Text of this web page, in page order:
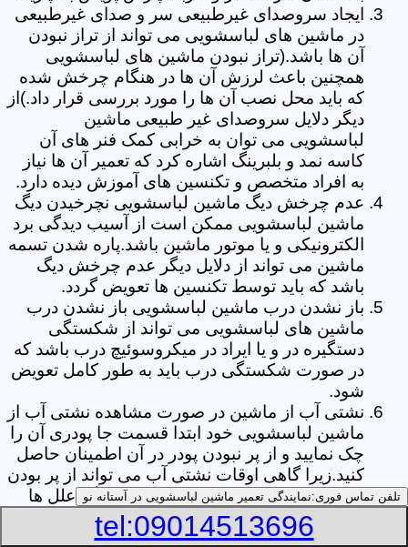
ایجاد سروصدای غیرطبیعی سر و صدای غیرطبیعی
در ماشین های لباسشویی می تواند از تراز نبودن
آن ها باشد.(تراز نبودن ماشین های لباسشویی
همچنین باعث لرزش آن ها در هنگام چرخش شده
که باید محل نصب آن ها را مورد بررسی قرار داد.)از
دیگر دلایل سروصدای غیر طبیعی ماشین
لباسشویی می توان به خرابی کمک فنر های آن
کاسه نمد و بلبرینگ اشاره کرد که تعمیر آن ها نیاز
به افراد متخصص و تکنسین های آموزش دیده دارد.
عدم چرخش دیگ ماشین لباسشویی نچرخیدن دیگ
ماشین لباسشویی ممکن است از آسیب دیدگی برد
الکترونیکی و یا موتور ماشین باشد.پاره شدن تسمه
ماشین می تواند از دلایل دیگر عدم چرخش دیگ
باشد که باید توسط تکنسین ها تعویض گردد.
باز نشدن درب ماشین لباسشویی باز نشدن درب
ماشین های لباسشویی می تواند از شکستگی
دستگیره در و یا ایراد در میکروسوئیچ درب باشد که
در صورت شکستگی درب باید به طور کامل تعویض
شود.
نشتی آب از ماشین در صورت مشاهده نشتی آب از
ماشین لباسشویی خود ابتدا قسمت جا پودری آن را
چک نمایید و از پر نبودن پودر در آن اطمینان حاصل
کنید.زیرا گاهی اوقات نشتی آب می تواند از پر بودن
بیش از حد جا پودری از پودر باشد.از دیگر علل ها
می توان به پارگی لاستیک دور درب ماشین شلنگ
تخلیه خرطومی زیر دیگ و یا شکستگی دیگ ماشین
تلفن تماس فوری:نمایندگی تعمیر ماشین لباسشویی در آستانه نو
tel:09014513696